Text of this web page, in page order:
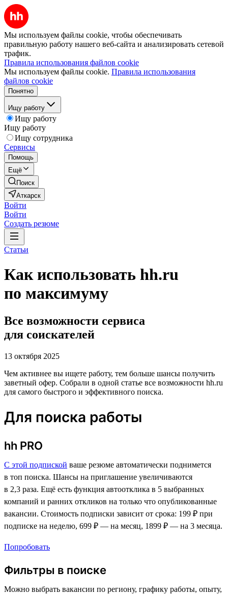
Мы используем файлы cookie, чтобы обеспечивать
правильную работу нашего веб-сайта и анализировать сетевой
трафик.
Правила использования файлов cookie
Мы используем файлы cookie. Правила использования
файлов cookie
Понятно
Ищу работу
Ищу работу
Ищу работу
Ищу сотрудника
Сервисы
Помощь
Ещё
Поиск
Аткарск
Войти
Войти
Создать резюме
Статьи
Как использовать hh.ru
по максимуму
Все возможности сервиса
для соискателей
13 октября 2025
Чем активнее вы ищете работу, тем больше шансы получить
заветный офер. Собрали в одной статье все возможности hh.ru
для самого быстрого и эффективного поиска.
Для поиска работы
hh PRO
С этой подпиской ваше резюме автоматически поднимется
в топ поиска. Шансы на приглашение увеличиваются
в 2,3 раза. Ещё есть функция автоотклика в 5 выбранных
компаний и ранних откликов на только что опубликованные
вакансии. Стоимость подписки зависит от срока: 199 ₽ при
подписке на неделю, 699 ₽ — на месяц, 1899 ₽ — на 3 месяца.
Попробовать
Фильтры в поиске
Можно выбрать вакансии по региону, графику работы, опыту,